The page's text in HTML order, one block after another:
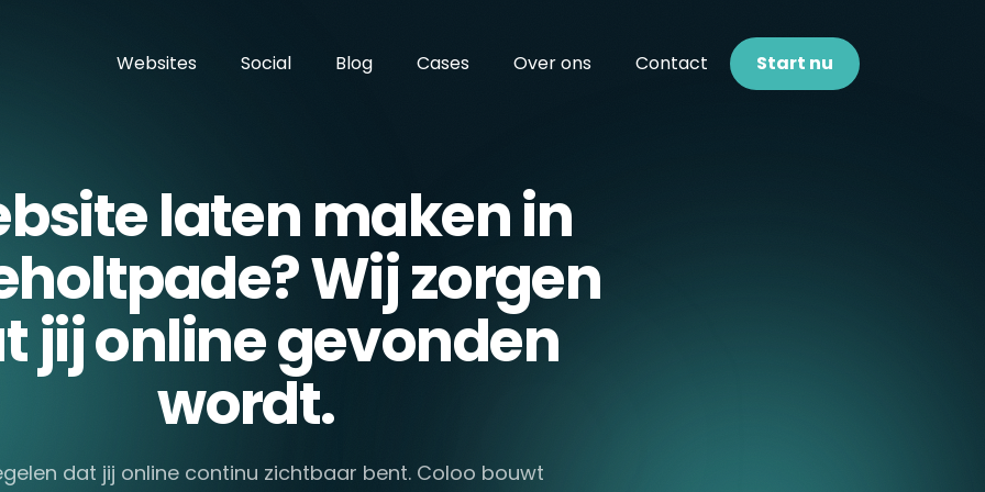
Websites
Social Blog Cases Over ons Contact Start nu
laten maken in
Wij zorgen
jij online gevonden
wordt.
dat jij online continu zichtbaar bent. Coloo bouwt